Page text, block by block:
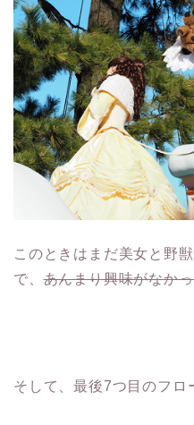
このときはまだ美女と野
で、あんまり興味がなか
そして、最後7つ目のフロ